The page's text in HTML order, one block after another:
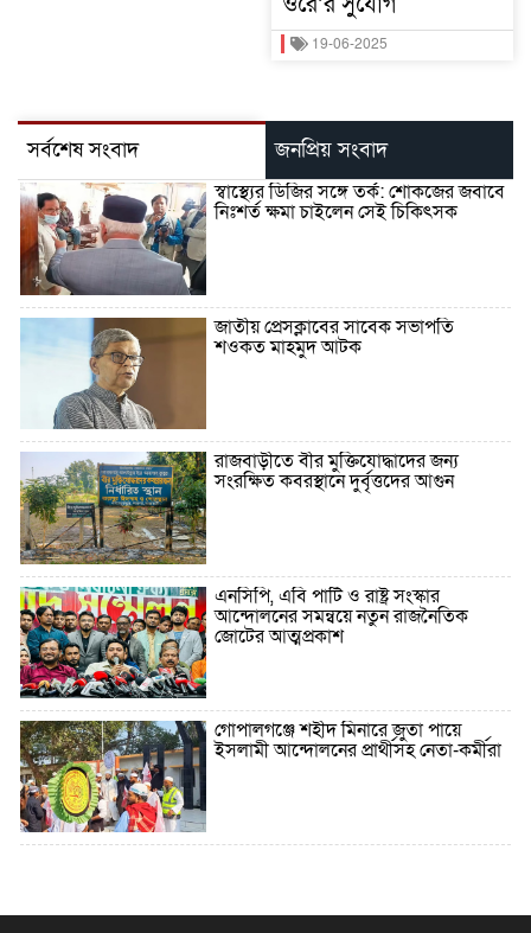
19-06-2025
সর্বশেষ সংবাদ জনপ্রিয় সংবাদ
স্বাস্থ্যের ডিজির সঙ্গে তর্ক: শোকজের জবাবে
নিঃশর্ত ক্ষমা চাইলেন সেই চিকিৎসক
জাতীয় প্রেসক্লাবের সাবেক সভাপতি
শওকত মাহমুদ আটক
রাজবাড়ীতে বীর মুক্তিযোদ্ধাদের জন্য
সংরক্ষিত কবরস্থানে দুর্বৃত্তদের আগুন
এনসিপি, এবি পার্টি ও রাষ্ট্র সংস্কার
আন্দোলনের সমন্বয়ে নতুন রাজনৈতিক
জোটের আত্মপ্রকাশ
গোপালগঞ্জে শহীদ মিনারে জুতা পায়ে
ইসলামী আন্দোলনের প্রার্থীসহ নেতা-কর্মীরা